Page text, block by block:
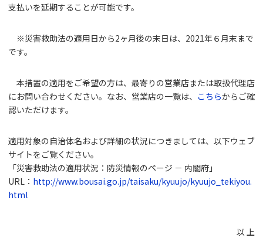
支払いを延期することが可能です。
※災害救助法の適用日から2ヶ月後の末日は、2021年６月末まで
です。
本措置の適用をご希望の方は、最寄りの営業店または取扱代理店
にお問い合わせください。なお、営業店の一覧は、 こちらからご確
認いただけます。
適用対象の自治体名および詳細の状況につきましては、以下ウェブ
サイトをご覧ください。
「災害救助法の適用状況：防災情報のページ － 内閣府」
URL： http://www.bousai.go.jp/taisaku/kyuujo/kyuujo_tekiyou.
html
以 上